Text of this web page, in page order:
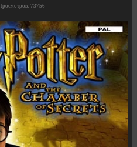
73756